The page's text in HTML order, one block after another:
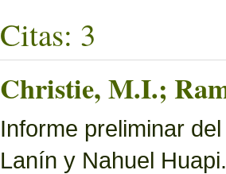
Citas: 3
Christie, M.I.;
Informe preliminar
Lanín y Nahuel